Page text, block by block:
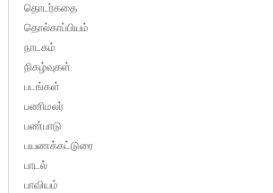
தொடர்கதை
தொல்காப்பியம்
நாடகம்
நிகழ்வுகள்
படங்கள்
பணிமலர்
பண்பாடு
பயணக்கட்டுரை
பாடல்
பாவியம்